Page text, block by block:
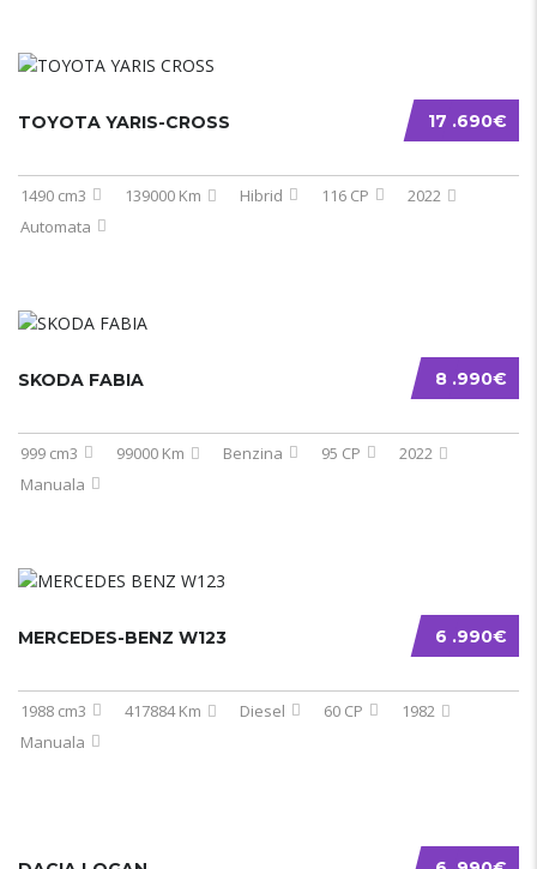
17 .690€
TOYOTA YARIS-CROSS
1490 cm3 139000 Km Hibrid 116 CP
2022
Automata
8 .990€
SKODA FABIA
999 cm3 99000 Km Benzina 95 CP
2022
Manuala
6 .990€
MERCEDES-BENZ W123
1988 cm3 417884 Km Diesel 60 CP
1982
Manuala